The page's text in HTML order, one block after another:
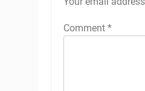
Comment *